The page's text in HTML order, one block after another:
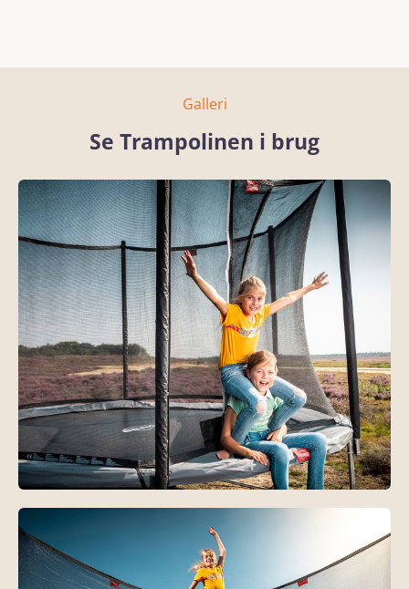
Galleri
Se Trampolinen i brug